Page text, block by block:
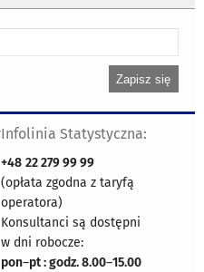
Infolinia Statystyczna:
+48 22 279 99 99
(opłata zgodna z taryfą
operatora)
Konsultanci są dostępni
w dni robocze:
pon–pt : godz. 8.00–15.00